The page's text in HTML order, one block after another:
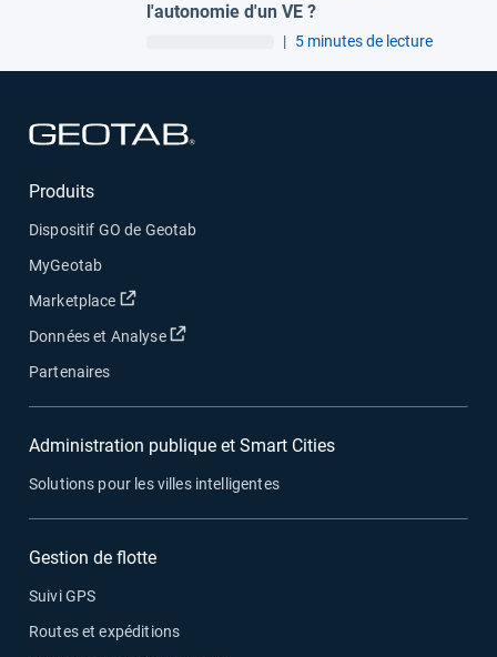
l'autonomie d'un VE ?
| 5 minutes de lecture
Produits
Dispositif GO de Geotab
MyGeotab
Marketplace
Ouvrir dans une nouvelle fenêtre
Données et Analyse Ouvrir dans une nouvelle fenêtre
Partenaires
Administration publique et Smart Cities
Solutions pour les villes intelligentes
Gestion de flotte
Suivi GPS
Routes et expéditions